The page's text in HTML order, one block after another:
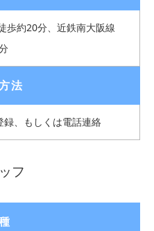
歩約20分、近鉄南大阪線
法
録、もしくは電話連絡
フ